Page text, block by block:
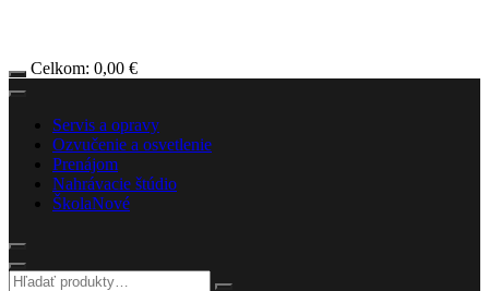
Celkom: 0,00 €
Servis a opravy
Ozvučenie a osvetlenie
Prenájom
Nahrávacie štúdio
ŠkolaNové